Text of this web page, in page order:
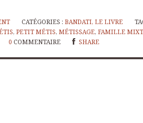
CATÉGORIES :BANDATI, LE LIVRE
, PETIT MÉTIS, MÉTISSAGE, FAMILLE
0 COMMENTAIRE SHARE